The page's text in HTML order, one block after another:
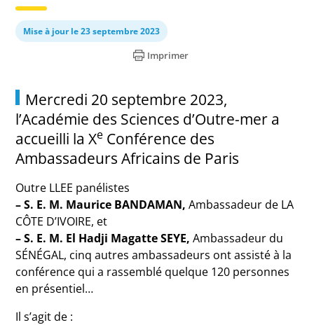
Mise à jour le 23 septembre 2023
Imprimer
Mercredi 20 septembre 2023,
l’Académie des Sciences d’Outre-mer a
accueilli la Xe Conférence des
Ambassadeurs Africains de Paris
Outre LLEE panélistes
– S. E. M. Maurice BANDAMAN, Ambassadeur de LA
CÔTE D’IVOIRE, et
– S. E. M. El Hadji Magatte SEYE,Ambassadeur du
SÉNÉGAL, cinq autres ambassadeurs ont assisté à la
conférence qui a rassemblé quelque 120 personnes
en présentiel…
Il s’agit de :